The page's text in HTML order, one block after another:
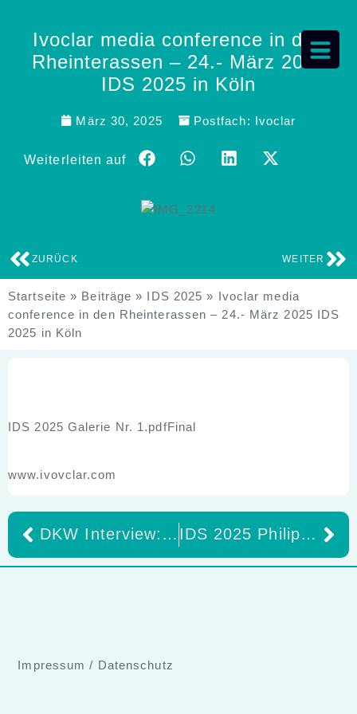
Ivoclar media conference in den
Rheinterassen – 24.- März 2025
IDS 2025 in Köln
März 30, 2025 Postfach: Ivoclar
Weiterleiten auf
ZURÜCK WEITER
Startseite » Beiträge » IDS 2025 » Ivoclar media
conference in den Rheinterassen – 24.- März 2025 IDS
2025 in Köln
IDS 2025 Galerie Nr. 1.pdfFinal
www.ivovclar.com
DKW Interview: Herausforderungen und Wünsche eines Laborbesitzers IDS 2025 Philips enthüllt den weltweit neuen Markenauftritt „Feel the Care” Presse Frühstück!
Impressum / Datenschutz